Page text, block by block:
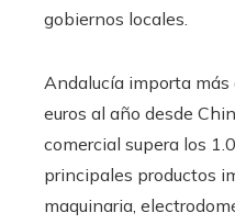
gobiernos locales.
Andalucía importa
euros al año desde
comercial supera los
principales productos
maquinaria,